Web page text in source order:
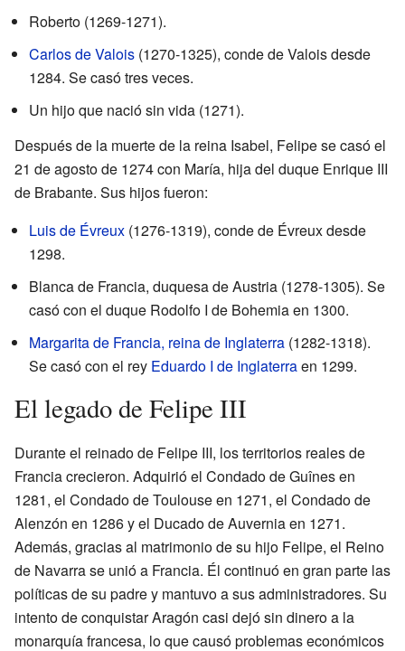
Roberto (1269-1271).
Carlos de Valois (1270-1325), conde de Valois desde
1284. Se casó tres veces.
Un hijo que nació sin vida (1271).
Después de la muerte de la reina Isabel, Felipe se casó el
21 de agosto de 1274 con María, hija del duque Enrique III
de Brabante. Sus hijos fueron:
Luis de Évreux (1276-1319), conde de Évreux desde
1298.
Blanca de Francia, duquesa de Austria (1278-1305). Se
casó con el duque Rodolfo I de Bohemia en 1300.
Margarita de Francia, reina de Inglaterra (1282-1318).
Se casó con el rey Eduardo I de Inglaterraen 1299.
El legado de Felipe III
Durante el reinado de Felipe III, los territorios reales de
Francia crecieron. Adquirió el Condado de Guînes en
1281, el Condado de Toulouse en 1271, el Condado de
Alenzón en 1286 y el Ducado de Auvernia en 1271.
Además, gracias al matrimonio de su hijo Felipe, el Reino
de Navarra se unió a Francia. Él continuó en gran parte las
políticas de su padre y mantuvo a sus administradores. Su
intento de conquistar Aragón casi dejó sin dinero a la
monarquía francesa, lo que causó problemas económicos